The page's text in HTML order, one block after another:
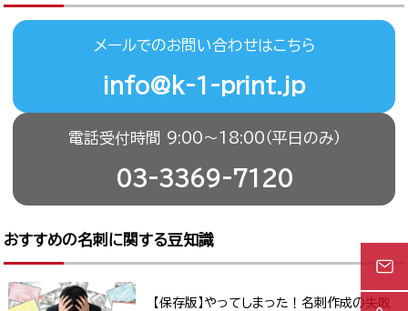
メールでのお問い合わせはこちら
info@k-1-print.jp
電話受付時間 9:00〜18:00（平日のみ）
03-3369-7120
おすすめの名刺に関する豆知識
【保存版】やってしまった！名刺作成の失敗